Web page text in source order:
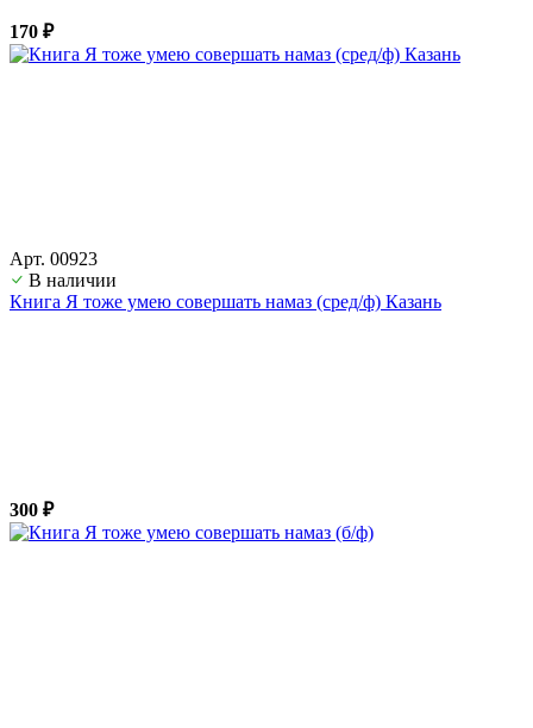
170 ₽
Арт. 00923
В наличии
Книга Я тоже умею совершать намаз (сред/ф) Казань
300 ₽